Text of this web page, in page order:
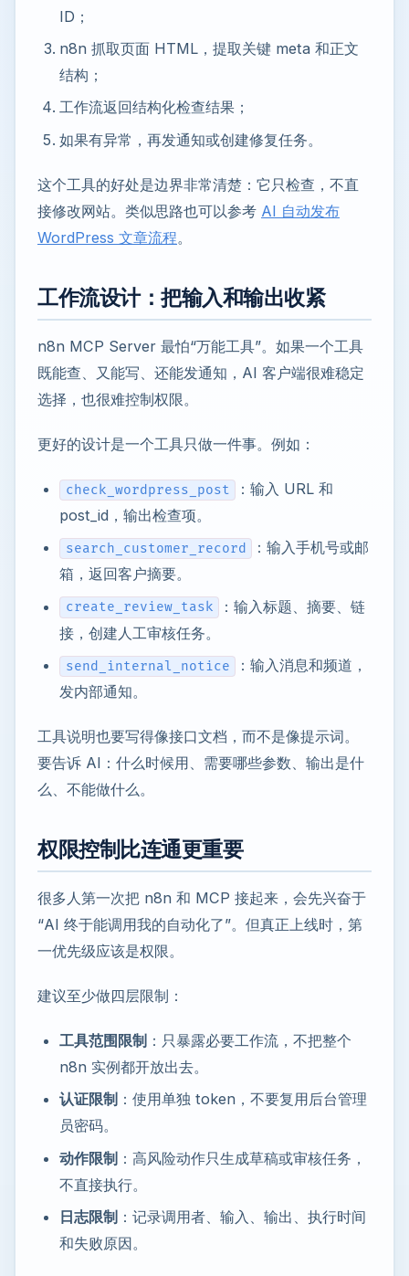
ID；
n8n 抓取页面 HTML，提取关键 meta 和正文
结构；
工作流返回结构化检查结果；
如果有异常，再发通知或创建修复任务。
这个工具的好处是边界非常清楚：它只检查，不直
接修改网站。类似思路也可以参考 AI 自动发布
WordPress 文章流程。
工作流设计：把输入和输出收紧
n8n MCP Server 最怕“万能工具”。如果一个工具
既能查、又能写、还能发通知，AI 客户端很难稳定
选择，也很难控制权限。
更好的设计是一个工具只做一件事。例如：
check_wordpress_post
：输入 URL 和
post_id，输出检查项。
search_customer_record
：输入手机号或邮
箱，返回客户摘要。
create_review_task
：输入标题、摘要、链
接，创建人工审核任务。
send_internal_notice
：输入消息和频道，
发内部通知。
工具说明也要写得像接口文档，而不是像提示词。
要告诉 AI：什么时候用、需要哪些参数、输出是什
么、不能做什么。
权限控制比连通更重要
很多人第一次把 n8n 和 MCP 接起来，会先兴奋于
“AI 终于能调用我的自动化了”。但真正上线时，第
一优先级应该是权限。
建议至少做四层限制：
工具范围限制 ：只暴露必要工作流，不把整个
n8n 实例都开放出去。
认证限制 ：使用单独 token，不要复用后台管理
员密码。
动作限制 ：高风险动作只生成草稿或审核任务，
不直接执行。
日志限制 ：记录调用者、输入、输出、执行时间
和失败原因。